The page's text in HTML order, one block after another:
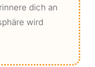
dich an
wird